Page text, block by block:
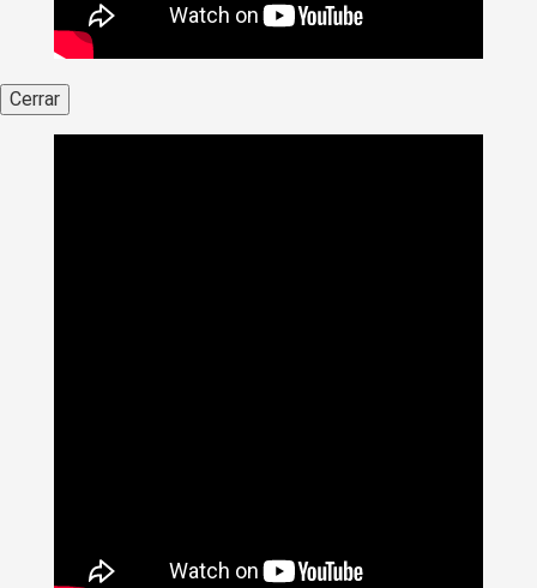
Cerrar